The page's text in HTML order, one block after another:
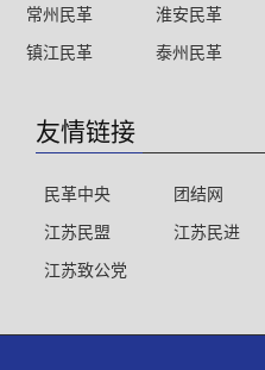
常州民革
淮安民革
镇江民革
泰州民革
友情链接
民革中央 团结网
江苏民盟
江苏民进
江苏致公党